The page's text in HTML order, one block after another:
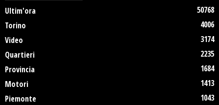
Ultim'ora
50768
Torino
4006
Video
3174
Quartieri
2235
Provincia
1684
Motori
1413
Piemonte
1043